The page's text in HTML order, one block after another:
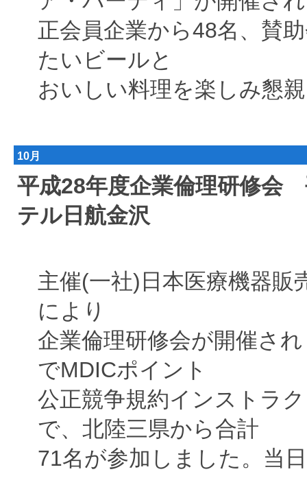
正会員企業から48名、賛
たいビールと
おいしい料理を楽しみ懇
10月
平成28年度企業倫理研修会
テル日航金沢
主催(一社)日本医療機器販
により
企業倫理研修会が開催さ
でMDICポイント
公正競争規約インストラ
で、北陸三県から合計
71名が参加しました。当